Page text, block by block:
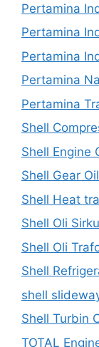
Pertamina
Pertamina
Pertamina
Pertamina
Pertamina
Shell
Shell Engine
Shell Gear Oil
Shell Heat
Shell Oli
Shell Oli
Shell
shell
Shell Turbin
TOTAL